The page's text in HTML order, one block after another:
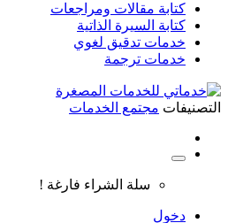
كتابة مقالات ومراجعات
كتابة السيرة الذاتية
خدمات تدقيق لغوي
خدمات ترجمة
التصنيفات مجتمع الخدمات
سلة الشراء فارغة !
دخول